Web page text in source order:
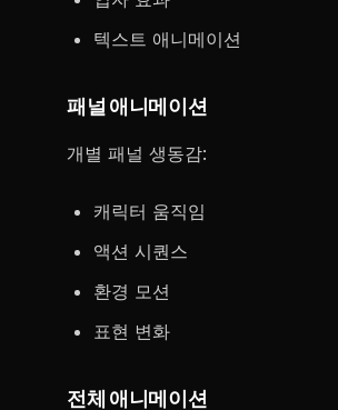
텍스트 애니메이션
패널 애니메이션
개별 패널 생동감:
캐릭터 움직임
액션 시퀀스
환경 모션
표현 변화
전체 애니메이션